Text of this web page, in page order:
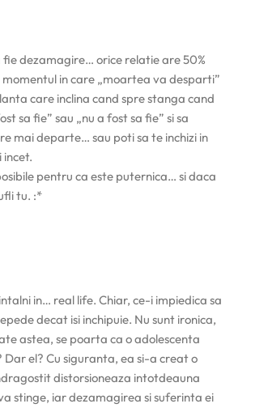
dezamagire… orice relatie are 50%
momentul in care „moartea va desparti”
care inclina cand spre stanga cand
sa fie” sau „nu a fost sa fie” si sa
mai departe… sau poti sa te inchizi in
incet.
pentru ca este puternica… si daca
tu. :*
in… real life. Chiar, ce-i impiedica sa
decat isi inchipuie. Nu sunt ironica,
astea, se poarta ca o adolescenta
el? Cu siguranta, ea si-a creat o
distorsioneaza intotdeauna
stinge, iar dezamagirea si suferinta ei